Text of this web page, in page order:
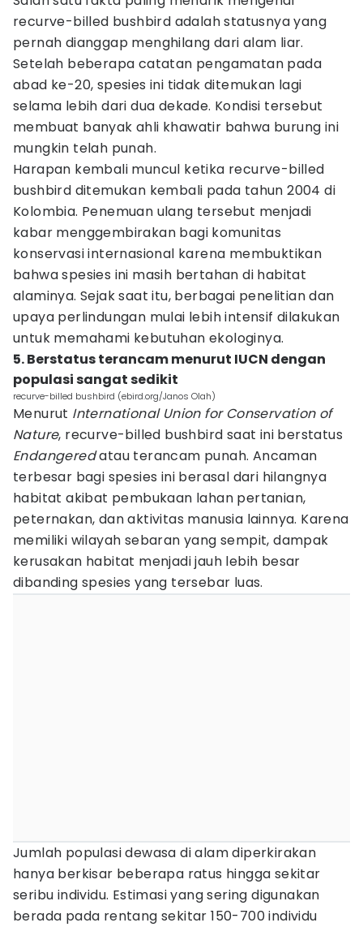
recurve-billed bushbird adalah statusnya yang
pernah dianggap menghilang dari alam liar.
Setelah beberapa catatan pengamatan pada
abad ke-20, spesies ini tidak ditemukan lagi
selama lebih dari dua dekade. Kondisi tersebut
membuat banyak ahli khawatir bahwa burung ini
mungkin telah punah.
Harapan kembali muncul ketika recurve-billed
bushbird ditemukan kembali pada tahun 2004 di
Kolombia. Penemuan ulang tersebut menjadi
kabar menggembirakan bagi komunitas
konservasi internasional karena membuktikan
bahwa spesies ini masih bertahan di habitat
alaminya. Sejak saat itu, berbagai penelitian dan
upaya perlindungan mulai lebih intensif dilakukan
untuk memahami kebutuhan ekologinya.
5. Berstatus terancam menurut IUCN dengan
populasi sangat sedikit
recurve-billed bushbird (ebird.org/Janos Olah)
Menurut International Union for Conservation of
Nature, recurve-billed bushbird saat ini berstatus
Endangeredatau terancam punah. Ancaman
terbesar bagi spesies ini berasal dari hilangnya
habitat akibat pembukaan lahan pertanian,
peternakan, dan aktivitas manusia lainnya. Karena
memiliki wilayah sebaran yang sempit, dampak
kerusakan habitat menjadi jauh lebih besar
dibanding spesies yang tersebar luas.
Jumlah populasi dewasa di alam diperkirakan
hanya berkisar beberapa ratus hingga sekitar
seribu individu. Estimasi yang sering digunakan
berada pada rentang sekitar 150-700 individu